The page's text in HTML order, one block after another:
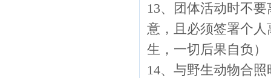
13、团体活动时不
意，且必须签署个
生，一切后果自负
14、与野生动物合